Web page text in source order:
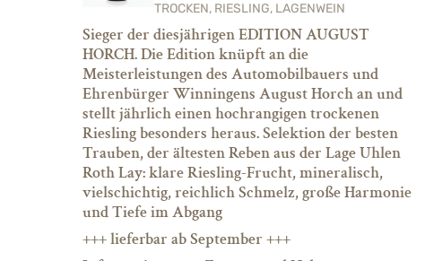
TROCKEN, RIESLING, LAGENWEIN
Sieger der diesjährigen EDITION AUGUST
HORCH. Die Edition knüpft an die
Meisterleistungen des Automobilbauers und
Ehrenbürger Winningens August Horch an und
stellt jährlich einen hochrangigen trockenen
Riesling besonders heraus. Selektion der besten
Trauben, der ältesten Reben aus der Lage Uhlen
Roth Lay: klare Riesling-Frucht, mineralisch,
vielschichtig, reichlich Schmelz, große Harmonie
und Tiefe im Abgang
+++ lieferbar ab September +++